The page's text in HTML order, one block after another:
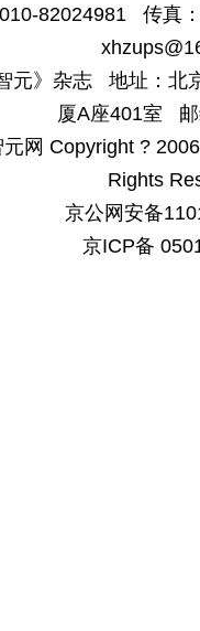
82024981 传真
元》杂志 地址：北
厦A座401室
网 Copyright ?
Rights
京公网安备
京ICP备